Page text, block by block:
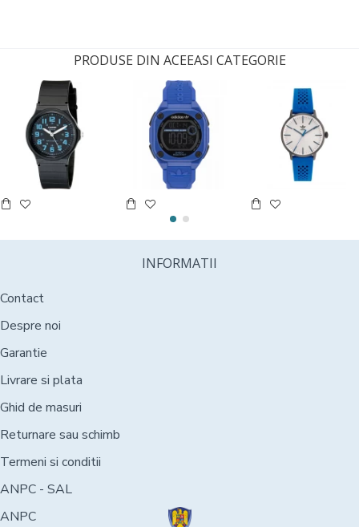
PRODUSE DIN ACEEASI CATEGORIE
INFORMATII
Contact
Despre noi
Garantie
Livrare si plata
Ghid de masuri
Returnare sau schimb
Termeni si conditii
ANPC - SAL
ANPC